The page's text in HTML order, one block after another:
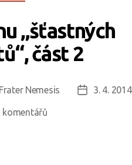
„šťastných
část 2
Nemesis
Datum
3. 4. 2014
komentářůu